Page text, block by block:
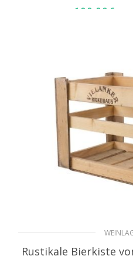
199,99 €
Rustikale Bierkiste